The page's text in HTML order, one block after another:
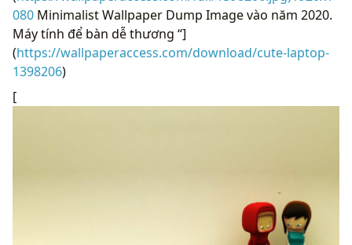
080 Minimalist Wallpaper Dump Image vào năm 2020.
Máy tính để bàn dễ thương “]
(https://wallpaperaccess.com/download/cute-laptop-
1398206)
[